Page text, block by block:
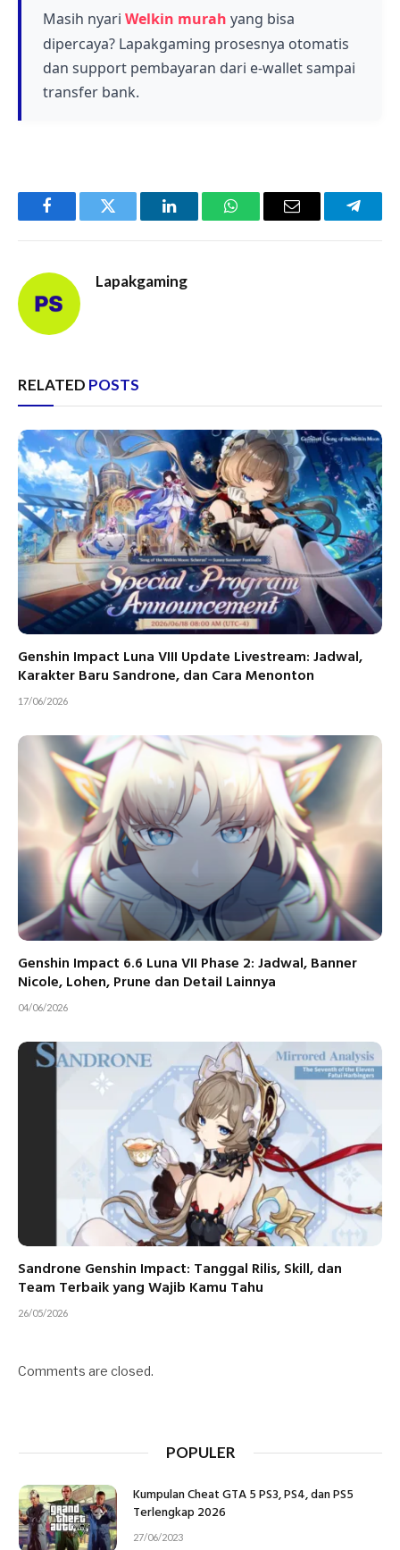
dengan tim Anda, dan memahami kemampuan
serta peran masing-masing karakter dalam
pertempuran.
Masih nyari Welkin murah yang bisa
dipercaya? Lapakgaming prosesnya otomatis
dan support pembayaran dari e-wallet sampai
transfer bank.
FacebookTwitter LinkedInWhatsAppEmail
Lapakgaming
RELATED POSTS
Genshin Impact Luna VIII Update Livestream: Jadwal,
Karakter Baru Sandrone, dan Cara Menonton
17/06/2026
Genshin Impact 6.6 Luna VII Phase 2: Jadwal, Banner
Nicole, Lohen, Prune dan Detail Lainnya
04/06/2026
Sandrone Genshin Impact: Tanggal Rilis, Skill, dan
Team Terbaik yang Wajib Kamu Tahu
26/05/2026
Comments are closed.
POPULER
Kumpulan Cheat GTA 5 PS3, PS4, dan PS5
Terlengkap 2026
27/06/2023